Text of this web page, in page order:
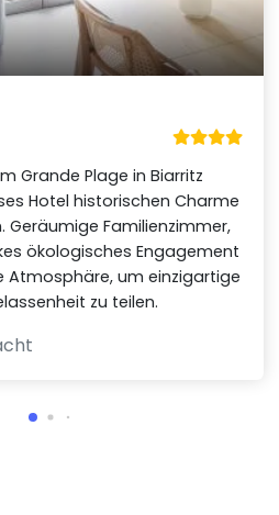
Grande Plage in Biarritz
Hotel historischen Charme
Familienzimmer,
ökologisches Engagement
Atmosphäre, um einzigartige
zu teilen.